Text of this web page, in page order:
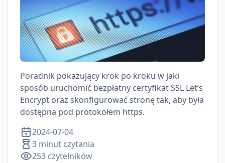
Poradnik pokazujący krok po kroku w jaki
sposób uruchomić bezpłatny certyfikat SSL Let’s
Encrypt oraz skonfigurować stronę tak, aby była
dostępna pod protokołem https.
2024-07-04
3 minut czytania
253 czytelników